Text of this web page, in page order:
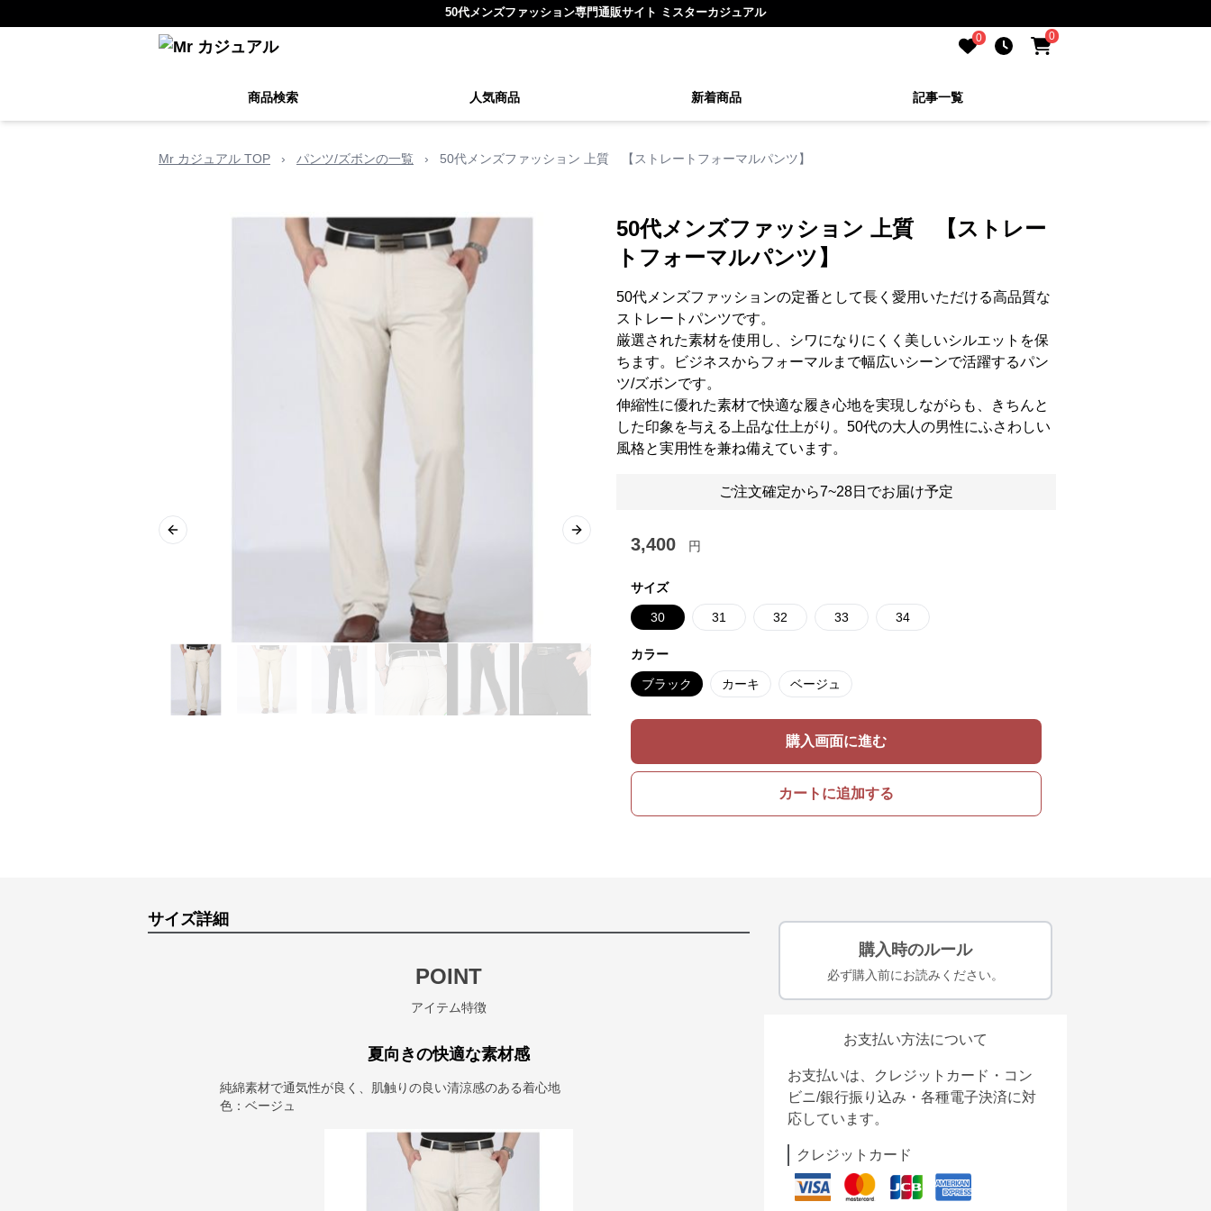
50代メンズファッション専門通販サイト ミスターカジュアル
0 0
商品検索 人気商品 新着商品 記事一覧
Mr カジュアル TOP › パンツ/ズボンの一覧 › 50代メンズファッション 上質 【ストレートフォーマルパンツ】
Previous slide Next slide
50代メンズファッション 上質 【ストレー
トフォーマルパンツ】
50代メンズファッションの定番として長く愛用いただける高品質な
ストレートパンツです。
厳選された素材を使用し、シワになりにくく美しいシルエットを保
ちます。ビジネスからフォーマルまで幅広いシーンで活躍するパン
ツ/ズボンです。
伸縮性に優れた素材で快適な履き心地を実現しながらも、きちんと
した印象を与える上品な仕上がり。50代の大人の男性にふさわしい
風格と実用性を兼ね備えています。
ご注文確定から7~28日でお届け予定
3,400 円
サイズ
30 31 32 33 34
カラー
ブラック カーキ ベージュ
購入画面に進む
カートに追加する
サイズ詳細
POINT
アイテム特徴
夏向きの快適な素材感
純綿素材で通気性が良く、肌触りの良い清涼感のある着心地
色：ベージュ
購入時のルール
必ず購入前にお読みください。
お支払い方法について
お支払いは、クレジットカード・コン
ビニ/銀行振り込み・各種電子決済に対
応しています。
クレジットカード